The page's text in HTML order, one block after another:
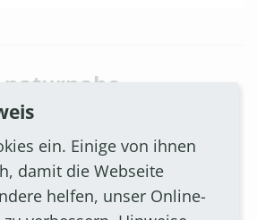
fördern die Artenvielfalt,
für Insekten, Vögel und
verbessern die Bodenqualität,
besser auf und wirken der
ein. Einige von ihnen
damit die Webseite
helfen, unser Online-